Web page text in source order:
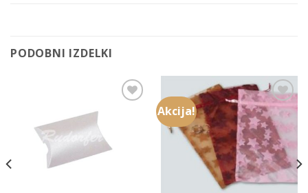
PODOBNI IZDELKI
Akcija!
Add to
Wishlist